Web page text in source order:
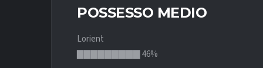
POSSESSO MEDIO
Lorient
▇▇▇▇▇▇▇▇▇ 46%